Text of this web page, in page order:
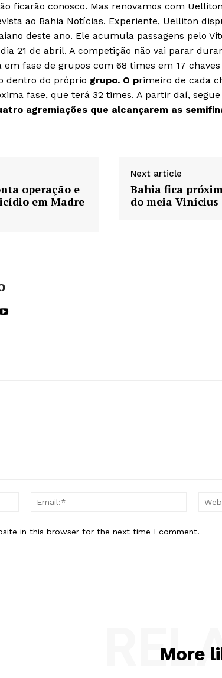
ficarão conosco. Mas renovamos com
ao Bahia Notícias. Experiente, Uelliton
deste ano. Ele acumula passagens pelo
21 de abril. A competição não vai parar
fase de grupos com 68 times em 17
dentro do próprio grupo. O primeiro de cada
fase, que terá 32 times. A partir daí,
agremiações que alcançarem as
operação e
em Madre
Next article
Bahia fica
do meia Vinícius
Name:*
Email:*
in this browser for the next time I comment.
More